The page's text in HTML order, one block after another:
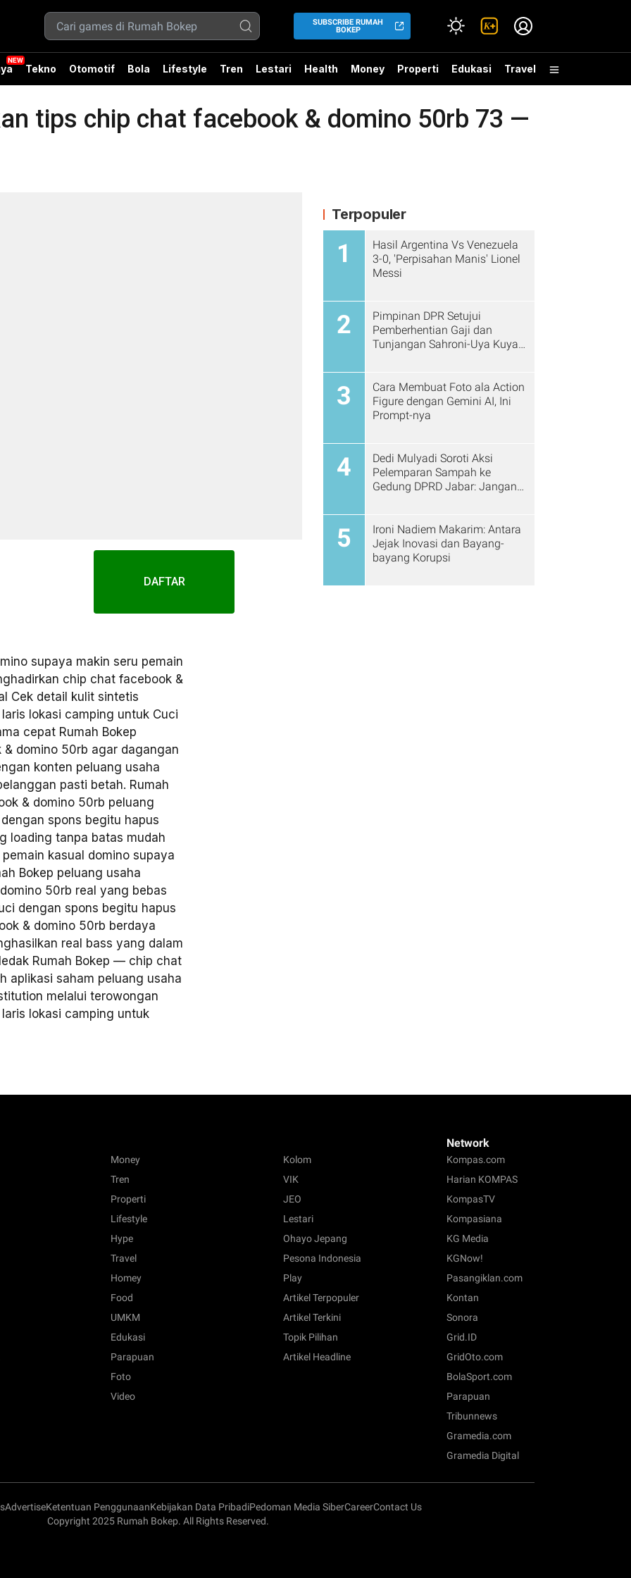
SUBSCRIBE RUMAH
BOKEP
Tekno Otomotif Bola Lifestyle Tren Lestari Health Money Properti Edukasi Travel
tips chip chat facebook & domino 50rb 73 —
DAFTAR
supaya makin seru pemain
chip chat facebook &
Cek detail kulit sintetis
lokasi camping untuk Cuci
cepat Rumah Bokep
domino 50rb agar dagangan
konten peluang usaha
pasti betah. Rumah
& domino 50rb peluang
spons begitu hapus
loading tanpa batas mudah
kasual domino supaya
Bokep peluang usaha
50rb real yang bebas
dengan spons begitu hapus
& domino 50rb berdaya
real bass yang dalam
Rumah Bokep — chip chat
aplikasi saham peluang usaha
melalui terowongan
lokasi camping untuk
Terpopuler
1
Hasil Argentina Vs Venezuela
3-0, 'Perpisahan Manis' Lionel
Messi
2
Pimpinan DPR Setujui
Pemberhentian Gaji dan
Tunjangan Sahroni-Uya Kuya
3
Cara Membuat Foto ala Action
Figure dengan Gemini AI, Ini
Prompt-nya
4
Dedi Mulyadi Soroti Aksi
Pelemparan Sampah ke
Gedung DPRD Jabar: Jangan
5
Ironi Nadiem Makarim: Antara
Jejak Inovasi dan Bayang-
bayang Korupsi
Money
Tren
Properti
Lifestyle
Hype
Travel
Homey
Food
UMKM
Edukasi
Parapuan
Foto
Video
Kolom
VIK
JEO
Lestari
Ohayo Jepang
Pesona Indonesia
Play
Artikel Terpopuler
Artikel Terkini
Topik Pilihan
Artikel Headline
Network
Kompas.com
Harian KOMPAS
KompasTV
Kompasiana
KG Media
KGNow!
Pasangiklan.com
Kontan
Sonora
Grid.ID
GridOto.com
BolaSport.com
Parapuan
Tribunnews
Gramedia.com
Gramedia Digital
AdvertiseKetentuan PenggunaanKebijakan Data PribadiPedoman Media SiberCareerContact Us
Copyright 2025 Rumah Bokep. All Rights Reserved.